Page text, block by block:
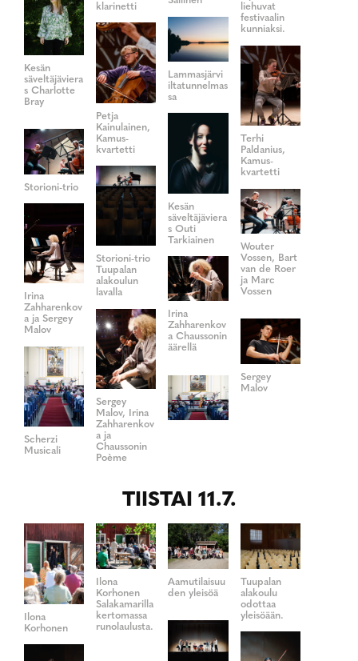
klarinetti
liehuvat
festivaalin
kunniaksi.
Kesän
säveltäjäviera
s Charlotte
Bray
Lammasjärvi
iltatunnelmas
sa
Petja
Kainulainen,
Kamus-
kvartetti
Terhi
Paldanius,
Kamus-
kvartetti
Kesän
säveltäjäviera
s Outi
Tarkiainen
Storioni-trio
Storioni-trio
Tuupalan
alakoulun
lavalla
Wouter
Vossen, Bart
van de Roer
ja Marc
Vossen
Irina
Zahharenkov
a ja Sergey
Malov
Irina
Zahharenkov
a Chaussonin
äärellä
Sergey
Malov, Irina
Zahharenkov
a ja
Chaussonin
Poème
Sergey
Malov
Scherzi
Musicali
TIISTAI 11.7.
Ilona
Korhonen
Ilona
Korhonen
Salakamarilla
kertomassa
runolaulusta.
Aamutilaisuu
den yleisöä
Tuupalan
alakoulu
odottaa
yleisöään.